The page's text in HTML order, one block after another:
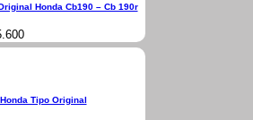
Honda Cb190 – Cb 190r
Tipo Original